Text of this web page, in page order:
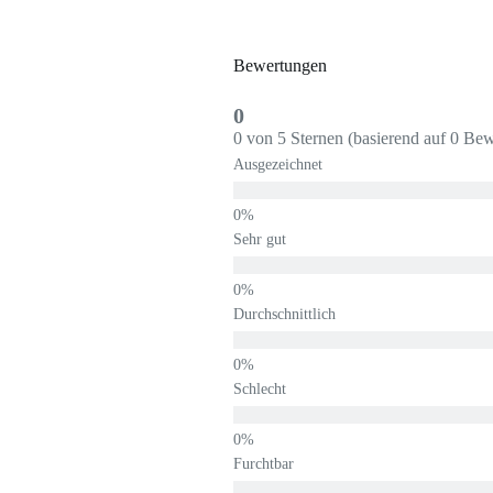
Bewertungen
0
0 von 5 Sternen (basierend auf 0
Ausgezeichnet
Sehr gut
Durchschnittlich
Schlecht
Furchtbar